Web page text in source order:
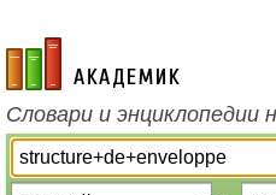
academic.ru
Словари и энциклопедии